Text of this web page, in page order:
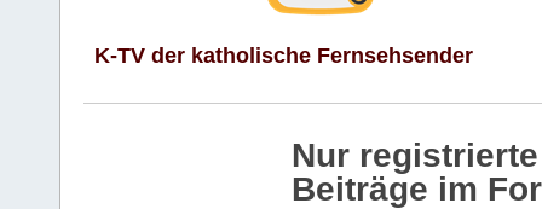
K-TV der katholische Fernsehsender
Nur
Beiträge im